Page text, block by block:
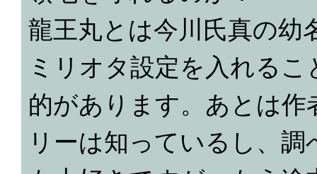
龍王丸とは今川氏真の幼
ミリオタ設定を入れる
的があります。あとは
リーは知っているし、